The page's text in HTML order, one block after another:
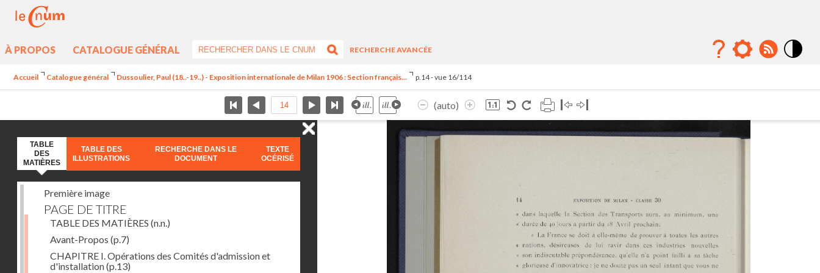
À PROPOS CATALOGUE GÉNÉRAL
RECHERCHE AVANCÉE
Accueil Catalogue général Dussoulier, Paul (18..-19..) - Exposition internationale de Milan 1906 : Section français... p.14 - vue 16/114
(auto)
TABLE
DES
MATIÈRES
TABLE DES
ILLUSTRATIONS
RECHERCHE DANS LE
DOCUMENT
TEXTE
OCÉRISÉ
Première image
PAGE DE TITRE
TABLE DES MATIÈRES (n.n.)
Avant-Propos (p.7)
CHAPITRE I. Opérations des Comités d'admission et
d'installation(p.13)